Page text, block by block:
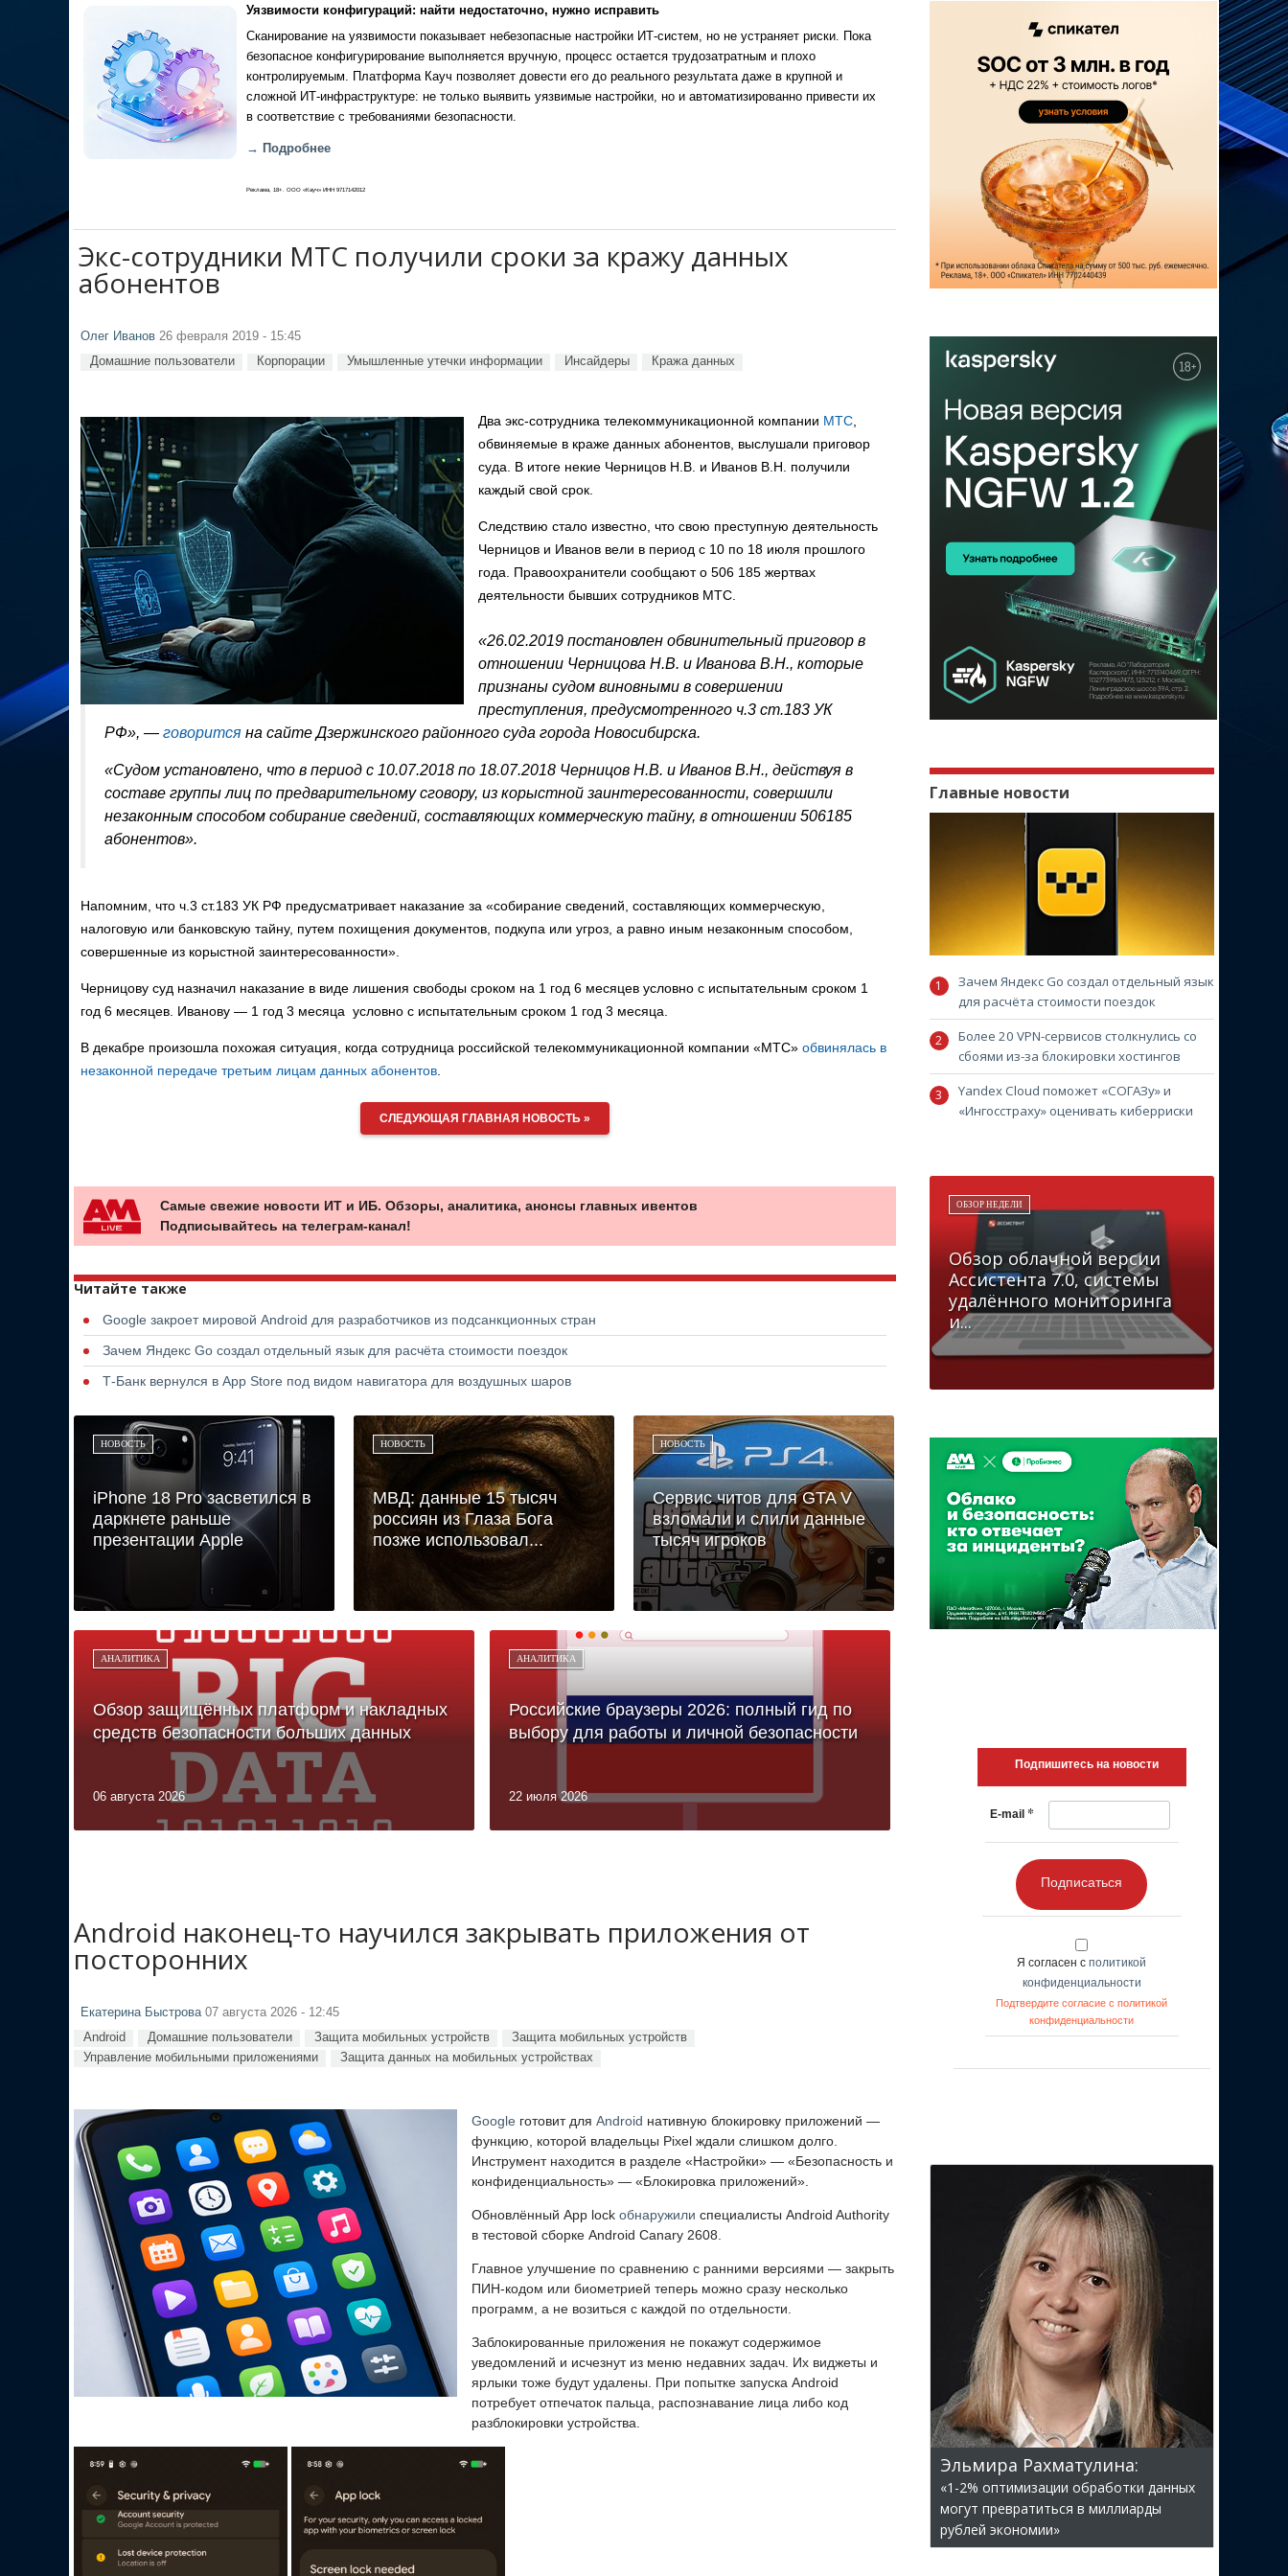
Уязвимости конфигураций: найти недостаточно, нужно исправить
Сканирование на уязвимости показывает небезопасные настройки ИТ-систем, но не устраняет риски. Пока
безопасное конфигурирование выполняется вручную, процесс остается трудозатратным и плохо
контролируемым. Платформа Кауч позволяет довести его до реального результата даже в крупной и
сложной ИТ-инфраструктуре: не только выявить уязвимые настройки, но и автоматизированно привести их
в соответствие с требованиями безопасности.
→ Подробнее
Реклама, 18+. ООО «Кауч» ИНН 9717142012
Экс-сотрудники МТС получили сроки за кражу данных
абонентов
Олег Иванов 26 февраля 2019 - 15:45
Домашние пользователи Корпорации Умышленные утечки информации Инсайдеры Кража данных
Два экс-сотрудника телекоммуникационной компании МТС
обвиняемые в краже данных абонентов, выслушали приговор
суда. В итоге некие Черницов Н.В. и Иванов В.Н. получили
каждый свой срок.
Следствию стало известно, что свою преступную деятельность
Черницов и Иванов вели в период с 10 по 18 июля прошлого
года. Правоохранители сообщают о 506 185 жертвах
деятельности бывших сотрудников МТС.
«26.02.2019 постановлен обвинительный приговор в
отношении Черницова Н.В. и Иванова В.Н., которые
признаны судом виновными в совершении
преступления, предусмотренного ч.3 ст.183 УК
РФ», — говорится на сайте Дзержинского районного суда города Новосибирска.
«Судом установлено, что в период с 10.07.2018 по 18.07.2018 Черницов Н.В. и Иванов В.Н., действуя в
составе группы лиц по предварительному сговору, из корыстной заинтересованности, совершили
незаконным способом собирание сведений, составляющих коммерческую тайну, в отношении 506185
абонентов».
Напомним, что ч.3 ст.183 УК РФ предусматривает наказание за «собирание сведений, составляющих коммерческую,
налоговую или банковскую тайну, путем похищения документов, подкупа или угроз, а равно иным незаконным способом,
совершенные из корыстной заинтересованности».
Черницову суд назначил наказание в виде лишения свободы сроком на 1 год 6 месяцев условно с испытательным сроком 1
год 6 месяцев. Иванову — 1 год 3 месяца условно с испытательным сроком 1 год 3 месяца.
В декабре произошла похожая ситуация, когда сотрудница российской телекоммуникационной компании «МТС» обвинялась в
незаконной передаче третьим лицам данных абонентов
СЛЕДУЮЩАЯ ГЛАВНАЯ НОВОСТЬ »
Самые свежие новости ИТ и ИБ. Обзоры, аналитика, анонсы главных ивентов
Подписывайтесь на телеграм-канал!
Читайте также
Google закроет мировой Android для разработчиков из подсанкционных стран
Зачем Яндекс Go создал отдельный язык для расчёта стоимости поездок
Т-Банк вернулся в App Store под видом навигатора для воздушных шаров
НОВОСТЬ
iPhone 18 Pro засветился в
даркнете раньше
презентации Apple
НОВОСТЬ
МВД: данные 15 тысяч
россиян из Глаза Бога
позже использовал...
НОВОСТЬ
Сервис читов для GTA V
взломали и слили данные
тысяч игроков
АНАЛИТИКА
Обзор защищённых платформ и накладных
средств безопасности больших данных
06 августа 2026
АНАЛИТИКА
Российские браузеры 2026: полный гид по
выбору для работы и личной безопасности
22 июля 2026
Android наконец-то научился закрывать приложения от
посторонних
Екатерина Быстрова07 августа 2026 - 12:45
Android Домашние пользователи Защита мобильных устройств
Защита мобильных устройств
Управление мобильными приложениями
Защита данных на мобильных устройствах
Google готовит для Android нативную блокировку приложений —
функцию, которой владельцы Pixel ждали слишком долго.
Инструмент находится в разделе «Настройки» — «Безопасность и
конфиденциальность» — «Блокировка приложений».
Обновлённый App lock обнаружили специалисты Android Authority
в тестовой сборке Android Canary 2608.
Главное улучшение по сравнению с ранними версиями — закрыть
ПИН-кодом или биометрией теперь можно сразу несколько
программ, а не возиться с каждой по отдельности.
Заблокированные приложения не покажут содержимое
уведомлений и исчезнут из меню недавних задач. Их виджеты и
ярлыки тоже будут удалены. При попытке запуска Android
потребует отпечаток пальца, распознавание лица либо код
разблокировки устройства.
Главные новости
Зачем Яндекс Go создал отдельный язык
для расчёта стоимости поездок
Более 20 VPN-сервисов столкнулись со
сбоями из-за блокировки хостингов
Yandex Cloud поможет «СОГАЗу» и
«Ингосстраху» оценивать киберриски
ОБЗОР НЕДЕЛИ
Обзор облачной версии
Ассистента 7.0, системы
удалённого мониторинга
и...
Подпишитесь на новости
E-mail *
Подписаться
Я согласен с политикой
конфиденциальности
Подтвердите согласие с политикой
конфиденциальности
Эльмира Рахматулина:
«1-2% оптимизации обработки данных
могут превратиться в миллиарды
рублей экономии»